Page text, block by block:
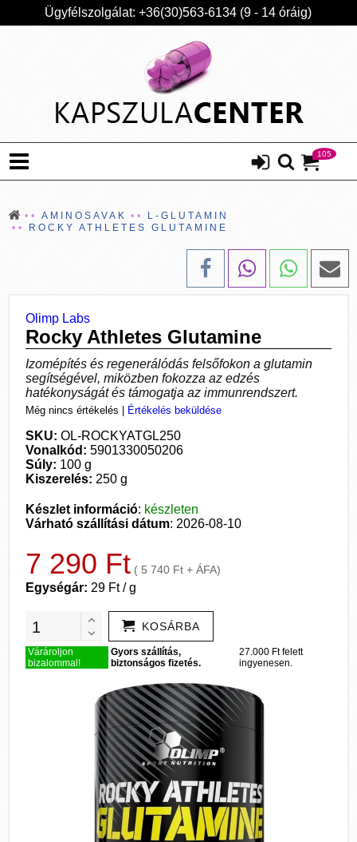
Ügyfélszolgálat: +36(30)563-6134 (9 - 14 óráig)
105
AMINOSAVAK
L-GLUTAMIN
ROCKY ATHLETES GLUTAMINE
Olimp Labs
Rocky Athletes Glutamine
Izomépítés és regenerálódás felsőfokon a glutamin
segítségével, miközben fokozza az edzés
hatékonyságát és támogatja az immunrendszert.
Még nincs értékelés Értékelés beküldése
SKU: OL-ROCKYATGL250
Vonalkód: 5901330050206
Súly: 100 g
Kiszerelés: 250 g
Készlet információ: készleten
Várható szállítási dátum: 2026-08-10
7 290 Ft ( 5 740 Ft + ÁFA)
Egységár: 29 Ft / g
KOSÁRBA
Várároljon
bizalommal!
Gyors szállítás,
biztonságos fizetés.
27.000 Ft felett
ingyenesen.